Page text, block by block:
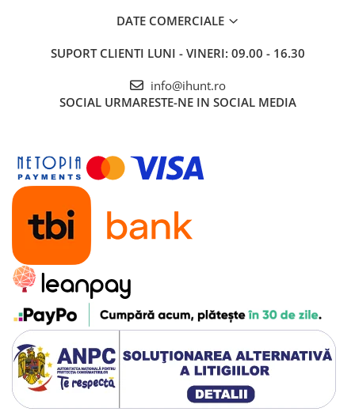
Ecranul IPS HD de 10.1 inch cu rezoluție 1280 x 800
pixeli oferă dimensiunea perfectă pentru multitasking
confortabil, vizualizare documente, browsing web și
consum de conținut multimedia. Screen-to-body ratio
de 78% înseamnă mai mult spațiu util de afișare, iar
luminozitatea de 400 nit asigură vizibilitate excelentă
chiar și în exterior. Protecția INX Glass menține
ecranul în condiții optime zi de zi, indiferent de
condițiile de utilizare.
Construcție Robustă Pentru Medii
Extreme
DATE COMERCIALE
SUPORT CLIENTI LUNI - VINERI: 09.00 - 16.30
info@ihunt.ro
SOCIAL URMARESTE-NE IN SOCIAL MEDIA